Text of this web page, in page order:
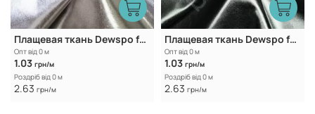
Плащевая ткань Dewspo foil WR Light silver
Опт від 0 м
1.03 грн/м
Роздріб від 0 м
2.63 грн/м
Плащевая ткань Dewspo foil WR Dark silver
Опт від 0 м
1.03 грн/м
Роздріб від 0 м
2.63 грн/м